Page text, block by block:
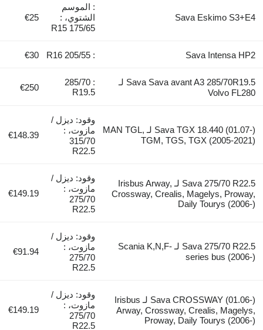
Sava
€25
Sava
€30
Sava Sava avant A3 285/70R19.5 لـ
: 285/70
€250
Sava TGX 18.440 (01.07-) لـ MAN TGL,
TGM, TGS, TGX
وقود: ديزل /
مازوت، :
€148.39
Sava 275/70 R22.5 لـ Irisbus Arway,
Crossway, Crealis,
Daily
وقود: ديزل /
مازوت، :
275/70
€149.19
Sava 275/70 R22.5 لـ Scania K,N,F-
series
وقود: ديزل /
مازوت، :
€91.94
Sava CROSSWAY (01.06-) لـ Irisbus
Arway, Crossway, Crealis,
Proway, Daily
وقود: ديزل /
مازوت، :
275/70
€149.19